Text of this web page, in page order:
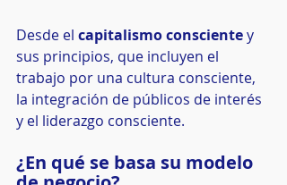
Desde el capitalismo consciente y
sus principios, que incluyen el
trabajo por una cultura consciente,
la integración de públicos de interés
y el liderazgo consciente.
¿En qué se basa su modelo